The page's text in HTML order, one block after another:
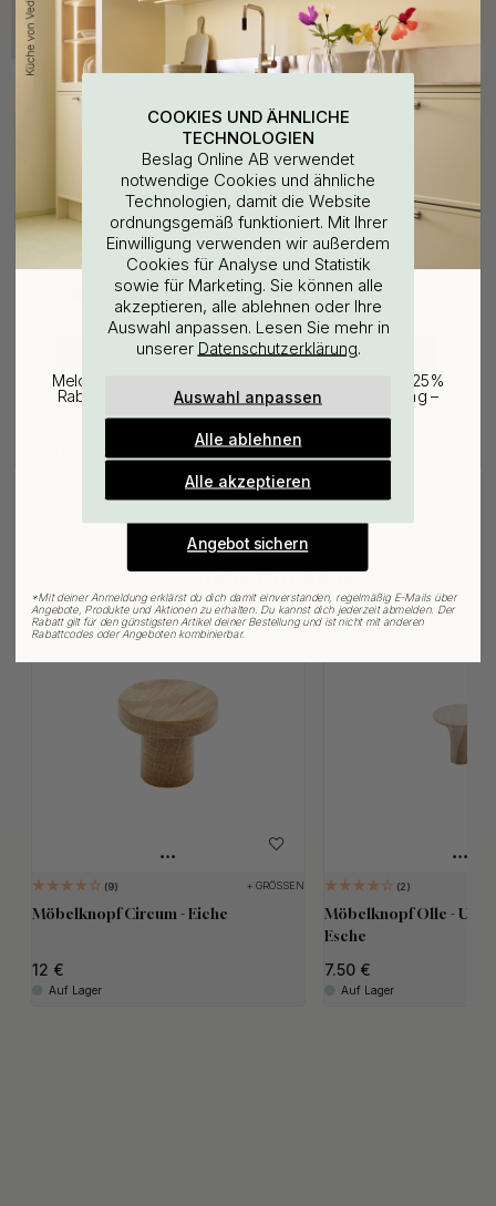
Bohrschablone für
Möbelgriffe & Möbelknöpfe
10
Schraubestift M4x50mm 1st
1.10 €
Verwandte Produkte
9 + GRÖSSEN
Möbelknopf Circum - Eiche
12
Auf Lager
2
Möbelknopf Olle -
Esche
7.50
Auf Lager
COOKIES UND ÄHNLICHE
TECHNOLOGIEN
Beslag Online AB verwendet
notwendige Cookies und ähnliche
Technologien, damit die Website
ordnungsgemäß funktioniert. Mit Ihrer
Einwilligung verwenden wir außerdem
Cookies für Analyse und Statistik
sowie für Marketing. Sie können alle
akzeptieren, alle ablehnen oder Ihre
Auswahl anpassen. Lesen Sie mehr in
unserer Datenschutzerklärung.
Auswahl anpassen
Alle ablehnen
Alle akzeptieren
WOULD YOU RATHER VISIT?
EU
CHANGE COUNTRY
25% Rabatt auf deinen
günstigsten Artikel
Melde dich für unseren Newsletter an und erhalte 25%
Rabatt auf den günstigsten Artikel deiner Bestellung –
plus Inspiration und exklusive Angebote.
Gültig bis zum 31. August
Angebot sichern
*Mit deiner Anmeldung erklärst du dich damit einverstanden, regelmäßig E-Mails über
Angebote, Produkte und Aktionen zu erhalten. Du kannst dich jederzeit abmelden. Der
Rabatt gilt für den günstigsten Artikel deiner Bestellung und ist nicht mit anderen
Rabattcodes oder Angeboten kombinierbar.